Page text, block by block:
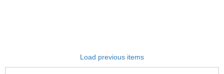
Load previous items